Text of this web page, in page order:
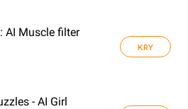
AI Muscle filter
KRY
- AI Girl